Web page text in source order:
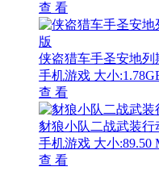
查 看
侠盗猎车手圣安地列
手机游戏 大小
查 看
豺狼小队二战武装行
手机游戏 大小:89.50
查 看